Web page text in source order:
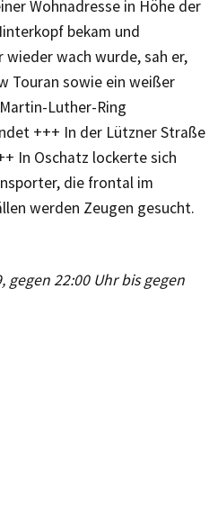
Wohnadresse in Höhe der
bekam und
wach wurde, sah er,
Touran sowie ein weißer
Luther-Ring
+++ In der Lützner Straße
In Oschatz lockerte sich
die frontal im
werden Zeugen gesucht.
gegen 22:00 Uhr bis gegen